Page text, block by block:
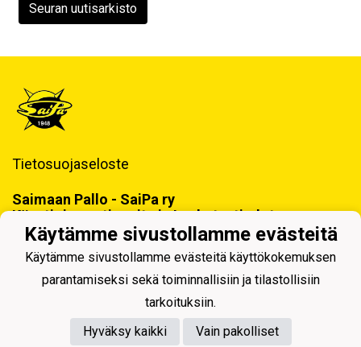
Seuran uutisarkisto
Tietosuojaseloste
Saimaan Pallo - SaiPa ry
Käynti- ja postiosoite ja Laskutustiedot
Powered by
Käytämme sivustollamme evästeitä
Käytämme sivustollamme evästeitä käyttökokemuksen
parantamiseksi sekä toiminnallisiin ja tilastollisiin
tarkoituksiin.
Hyväksy kaikki
Vain pakolliset